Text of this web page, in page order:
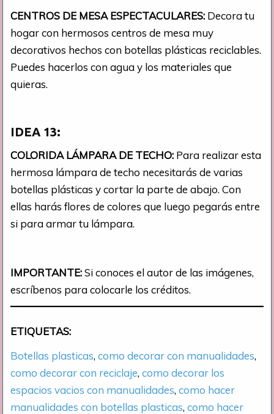
CENTROS DE MESA ESPECTACULARES: Decora tu
hogar con hermosos centros de mesa muy
decorativos hechos con botellas plásticas reciclables.
Puedes hacerlos con agua y los materiales que
quieras.
IDEA 13:
COLORIDA LÁMPARA DE TECHO: Para realizar esta
hermosa lámpara de techo necesitarás de varias
botellas plásticas y cortar la parte de abajo. Con
ellas harás flores de colores que luego pegarás entre
si para armar tu lámpara.
IMPORTANTE:Si conoces el autor de las imágenes,
escríbenos para colocarle los créditos.
ETIQUETAS:
Botellas plasticas, como decorar con manualidades
como decorar con reciclaje, como decorar los
espacios vacios con manualidades, como hacer
manualidades con botellas plasticas, como hacer